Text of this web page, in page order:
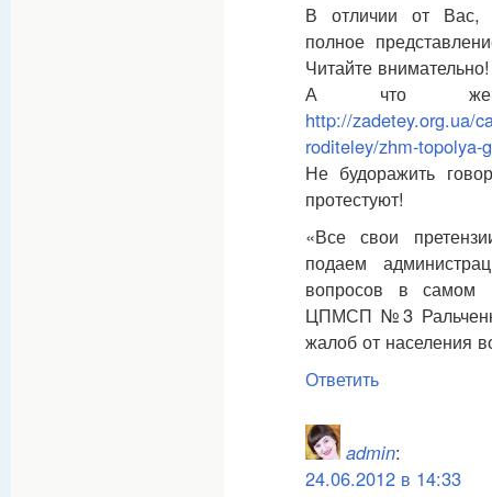
В отличии от Вас,
полное
Читайте внимательно!
А что же
http://zadetey.org.ua/
roditeley/zhm-topolya-
Не будоражить
протестуют!
«Все свои
подаем
вопросов в самом
ЦПМСП №3
жалоб от населения
Ответить
admin:
24.06.2012 в 14:33